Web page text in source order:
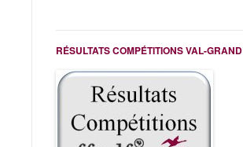
RÉSULTATS COMPÉTITIONS VAL-GRAND